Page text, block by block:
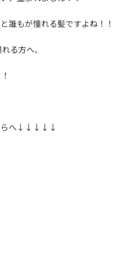
誰もが憧れる髪ですよね！！
る方へ、
ちらへ↓↓↓↓↓